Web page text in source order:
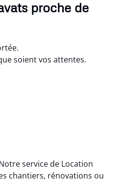
proche de
soient vos attentes.
service de Location
chantiers, rénovations ou